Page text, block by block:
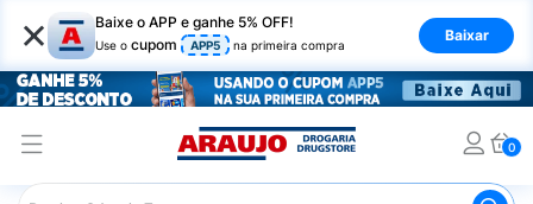
× Baixe o APP e ganhe 5% OFF!
Use o cupom APP5 na primeira compra
Baixar
0